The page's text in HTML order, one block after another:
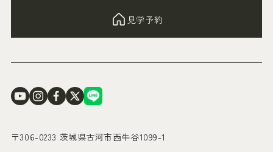
〒306-0233 茨城県古河市西牛谷1099-1
見学予約